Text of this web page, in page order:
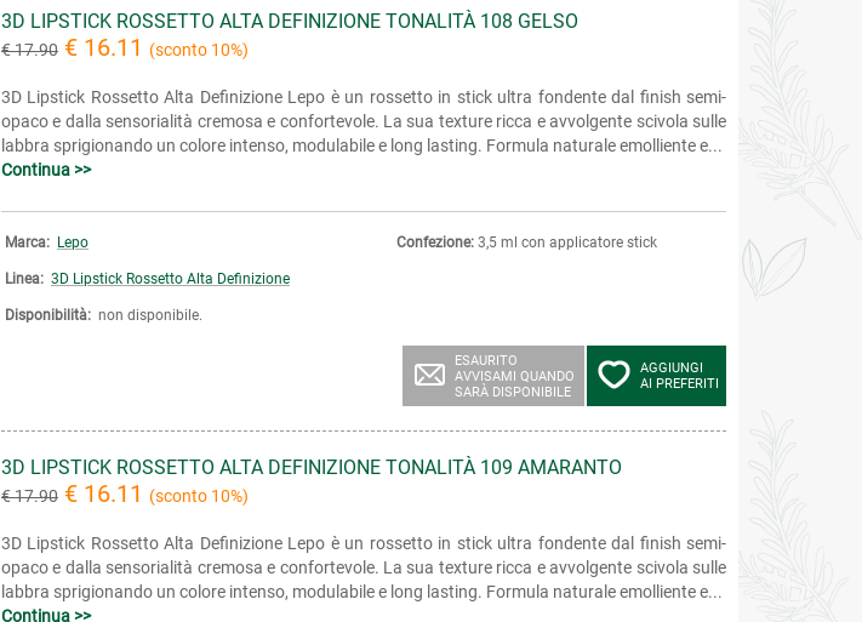
3D LIPSTICK ROSSETTO ALTA DEFINIZIONE TONALITÀ 108 GELSO
€ 17.90 € 16.11 (sconto 10%)
3D Lipstick Rossetto Alta Definizione Lepo è un rossetto in stick ultra fondente dal finish semi-
opaco e dalla sensorialità cremosa e confortevole. La sua texture ricca e avvolgente scivola sulle
labbra sprigionando un colore intenso, modulabile e long lasting. Formula naturale emolliente e...
Continua >>
Marca: Lepo
Linea: 3D Lipstick Rossetto Alta Definizione
Disponibilità: non disponibile.
Confezione: 3,5 ml con applicatore stick
ESAURITO
AVVISAMI QUANDO
SARÀ DISPONIBILE
AGGIUNGI
AI PREFERITI
3D LIPSTICK ROSSETTO ALTA DEFINIZIONE TONALITÀ 109 AMARANTO
€ 17.90 € 16.11 (sconto 10%)
3D Lipstick Rossetto Alta Definizione Lepo è un rossetto in stick ultra fondente dal finish semi-
opaco e dalla sensorialità cremosa e confortevole. La sua texture ricca e avvolgente scivola sulle
labbra sprigionando un colore intenso, modulabile e long lasting. Formula naturale emolliente e...
Continua >>